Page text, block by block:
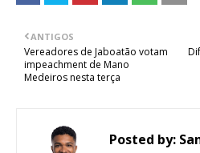
ANTIGOS
Vereadores de Jaboatão votam
impeachment de Mano
Medeiros nesta terça
Posted by: